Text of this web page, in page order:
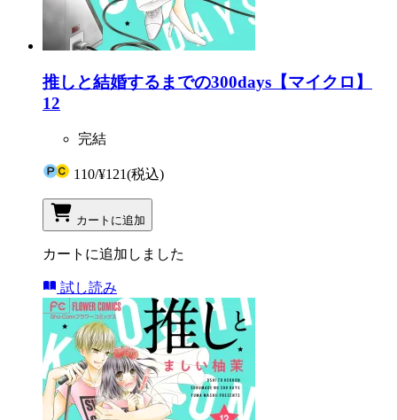
推しと結婚するまでの300days【マイクロ】
12
完結
110/¥121(税込)
カートに追加
カートに追加しました
試し読み